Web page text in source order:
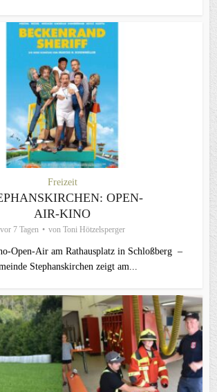
Freizeit
OPEN-
AIR-KINO
vor 7 Tagen von Toni Hötzelsperger
Open-Air am Rathausplatz in Schloßberg –
Stephanskirchen zeigt am...